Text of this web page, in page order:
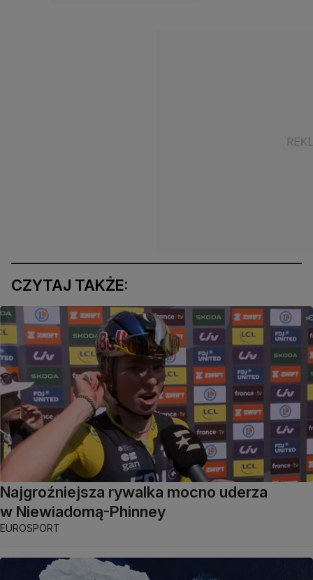
CZYTAJ TAKŻE:
Najgroźniejsza rywalka mocno uderza
w Niewiadomą-Phinney
EUROSPORT